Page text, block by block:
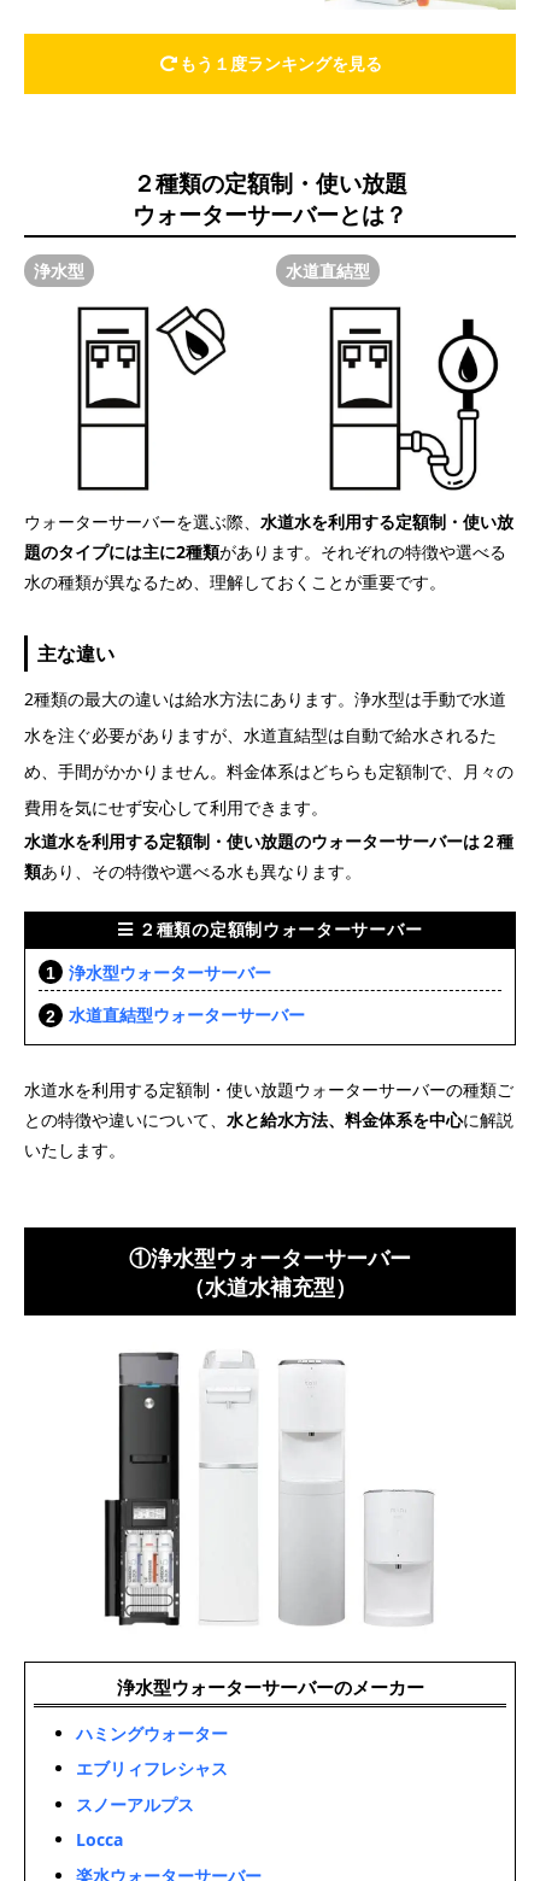
もう１度ランキングを見る
２種類の定額制・使い放題
ウォーターサーバーとは？
浄水型 水道直結型
ウォーターサーバーを選ぶ際、 水道水を利用する定額制・使い放
題のタイプには主に2種類があります。それぞれの特徴や選べる
水の種類が異なるため、理解しておくことが重要です。
主な違い
2種類の最大の違いは給水方法にあります。浄水型は手動で水道
水を注ぐ必要がありますが、水道直結型は自動で給水されるた
め、手間がかかりません。料金体系はどちらも定額制で、月々の
費用を気にせず安心して利用できます。
水道水を利用する定額制・使い放題のウォーターサーバーは２種
類あり、その特徴や選べる水も異なります。
２種類の定額制ウォーターサーバー
浄水型ウォーターサーバー
水道直結型ウォーターサーバー
水道水を利用する定額制・使い放題ウォーターサーバーの種類ご
との特徴や違いについて、 水と給水方法、料金体系を中心に解説
いたします。
①浄水型ウォーターサーバー
（水道水補充型）
浄水型ウォーターサーバーのメーカー
ハミングウォーター
エブリィフレシャス
スノーアルプス
Locca
楽水ウォーターサーバー